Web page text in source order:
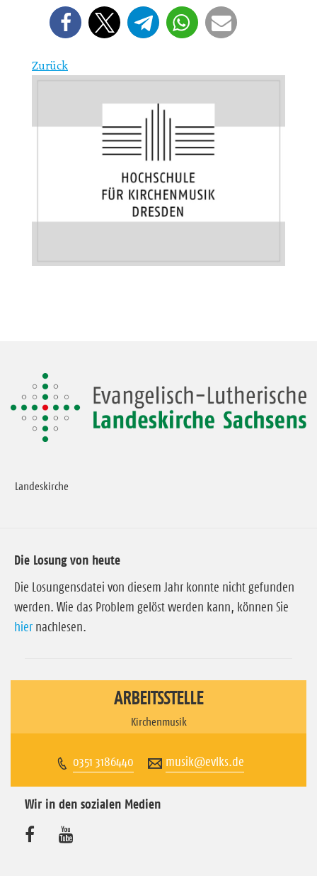
Zurück
Landeskirche
Die Losung von heute
Die Losungensdatei von diesem Jahr konnte nicht gefunden
werden. Wie das Problem gelöst werden kann, können Sie
hier nachlesen.
ARBEITSSTELLE
Kirchenmusik
0351 3186440 musik@evlks.de
Wir in den sozialen Medien